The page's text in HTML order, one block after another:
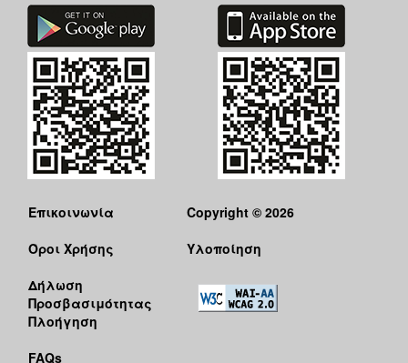
Επικοινωνία
Όροι Χρήσης
Δήλωση
Προσβασιμότητας
Πλοήγηση
FAQs
Copyright © 2026
Υλοποίηση